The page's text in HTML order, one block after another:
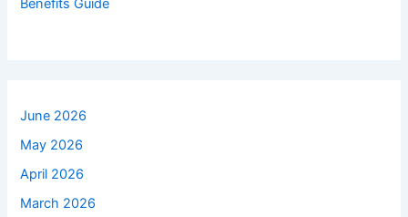
Benefits Guide
June 2026
May 2026
April 2026
March 2026